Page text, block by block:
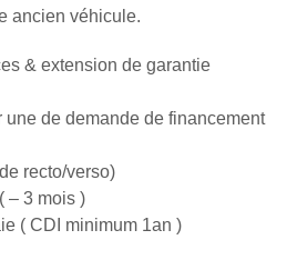
ancien véhicule.
& extension de garantie
de demande de financement
recto/verso)
– 3 mois )
( CDI minimum 1an )